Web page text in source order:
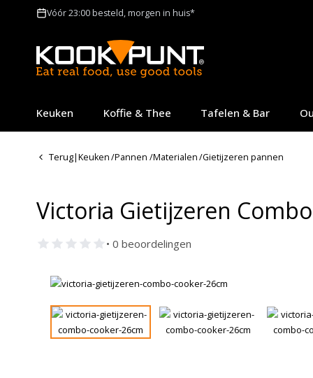
Vóór 23:00 besteld, morgen in huis*
Keuken Koffie & Thee Tafelen & Bar
Terug|Keuken/Pannen /Materialen/Gietijzeren pannen
Victoria Gietijzeren
• 0 beoordelingen